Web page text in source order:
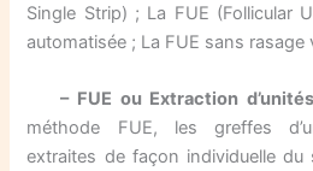
Single Strip) ; La FUE (Follicular
automatisée ; La FUE sans rasage
– FUE ou Extraction
méthode FUE, les greffes
extraites de façon individuelle